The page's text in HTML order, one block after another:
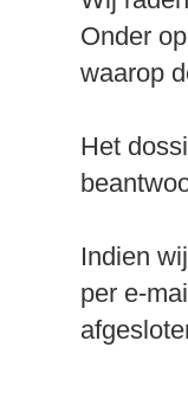
Onder
waarop
Het
Indien
per e-